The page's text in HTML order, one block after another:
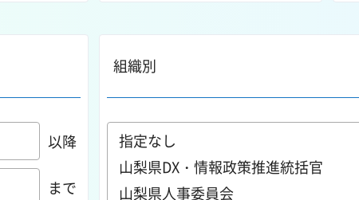
以降
まで
組織別